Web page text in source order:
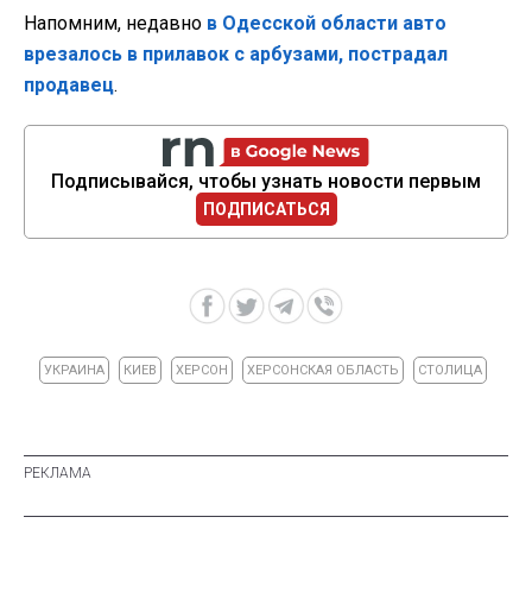
Напомним, недавно в Одесской области авто
врезалось в прилавок с арбузами, пострадал
продавец.
Подписывайся, чтобы узнать новости первым
ПОДПИСАТЬСЯ
УКРАИНА КИЕВ ХЕРСОН ХЕРСОНСКАЯ ОБЛАСТЬ СТОЛИЦА